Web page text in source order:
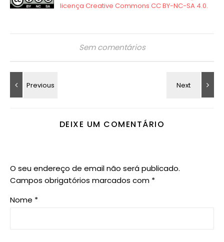
Sem comentários
DEIXE UM COMENTÁRIO
O seu endereço de email não será publicado.
Campos obrigatórios marcados com *
Nome *